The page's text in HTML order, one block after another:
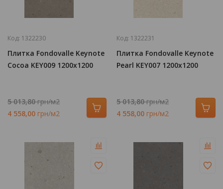
Код: 1322230
Плитка Fondovalle Keynote
Cocoa KEY009 1200х1200
5 013,80грн/м2
4 558,00 грн/м2
Код: 1322231
Плитка Fondovalle Keynote
Pearl KEY007 1200х1200
5 013,80грн/м2
4 558,00 грн/м2